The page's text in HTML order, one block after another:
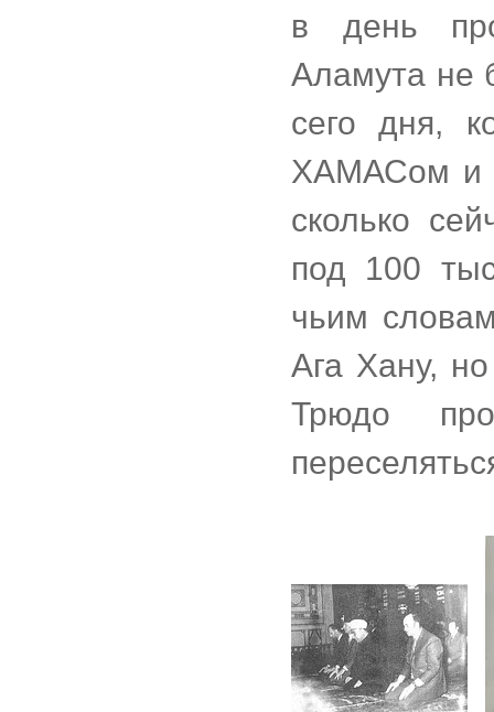
в день
Аламута не
сего дня,
ХАМАСом и
сколько
под 100
чьим
Ага Хану,
Трюдо